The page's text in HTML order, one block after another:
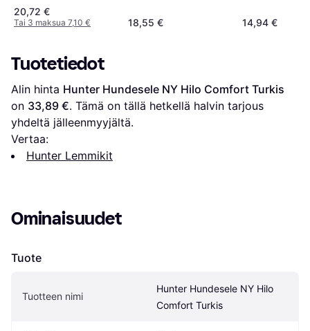
pack
20,72 €
Tai 3 maksua 7,10 € 18,55 € 14,94 €
Tuotetiedot
Alin hinta Hunter Hundesele NY Hilo Comfort Turkis
on 33,89 €. Tämä on tällä hetkellä halvin tarjous
yhdeltä jälleenmyyjältä.
Vertaa:
Hunter Lemmikit
Ominaisuudet
Tuote
Tuotteen nimi
Hunter Hundesele NY Hilo
Comfort Turkis